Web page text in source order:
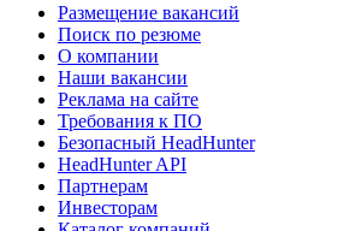
Размещение вакансий
Поиск по резюме
О компании
Наши вакансии
Реклама на сайте
Требования к ПО
Безопасный HeadHunter
HeadHunter API
Партнерам
Инвесторам